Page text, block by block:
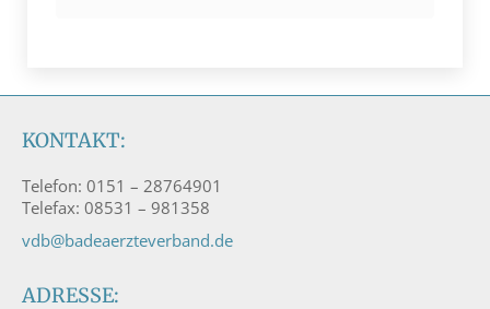
KONTAKT:
Telefon: 0151 – 28764901
Telefax: 08531 – 981358
vdb@badeaerzteverband.de
ADRESSE: